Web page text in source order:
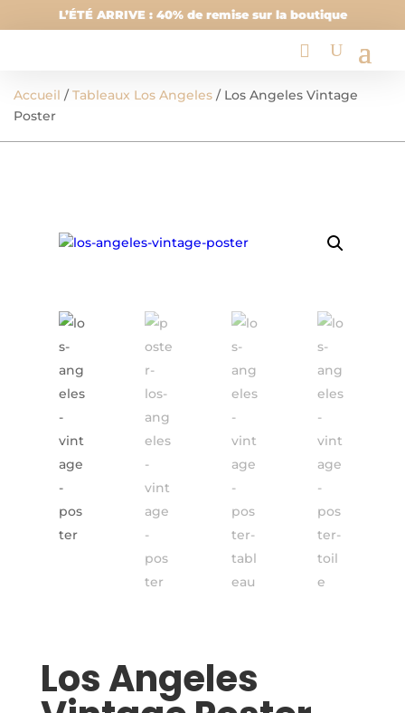
L’ÉTÉ ARRIVE : 40% de remise sur la boutique
Accueil /Tableaux Los Angeles / Los Angeles Vintage
Poster
Los Angeles